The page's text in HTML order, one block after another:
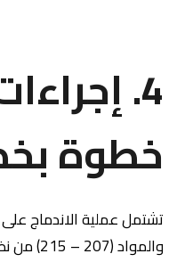
4.
خطوة
تشتمل عملية الاندماج
والمواد (207 – 215) من نظام الشركات: